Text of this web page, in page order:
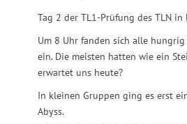
Tag 2 der TL1-Prüfung des TLN in
Um 8 Uhr fanden sich alle
ein. Die meisten hatten wie ein
erwartet uns heute?
In kleinen Gruppen ging es erst
Abyss.